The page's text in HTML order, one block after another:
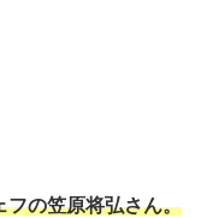
フの笠原将弘さん。